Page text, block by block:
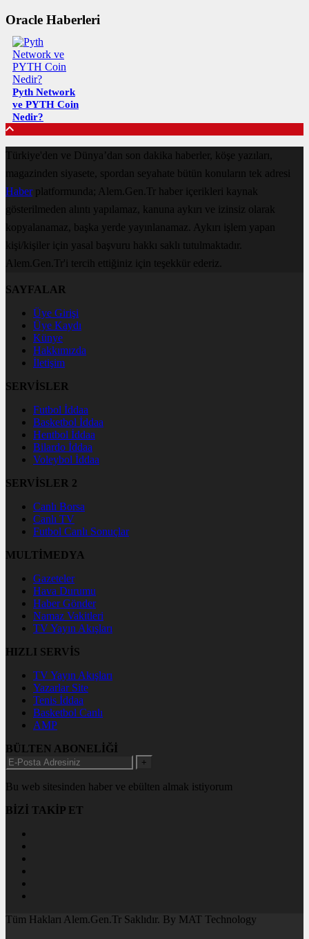
Oracle Haberleri
Pyth Network
ve PYTH Coin
Nedir?
Türkiye'den ve Dünya’dan son dakika haberler, köşe yazıları,
magazinden siyasete, spordan seyahate bütün konuların tek adresi
Haberplatformunda; Alem.Gen.Tr haber içerikleri kaynak
gösterilmeden alıntı yapılamaz, kanuna aykırı ve izinsiz olarak
kopyalanamaz, başka yerde yayınlanamaz. Aykırı işlem yapan
kişi/kişiler için yasal başvuru hakkı saklı tutulmaktadır.
Alem.Gen.Tr'i tercih ettiğiniz için teşekkür ederiz.
SAYFALAR
Üye Girişi
Üye Kaydı
Künye
Hakkımızda
İletişim
SERVİSLER
Futbol İddaa
Basketbol İddaa
Hentbol İddaa
Bilardo İddaa
Voleybol İddaa
SERVİSLER 2
Canlı Borsa
Canlı TV
Futbol Canlı Sonuçlar
MULTİMEDYA
Gazeteler
Hava Durumu
Haber Gönder
Namaz Vakitleri
TV Yayın Akışları
HIZLI SERVİS
TV Yayın Akışları
Yazarlar Site
Tenis İddaa
Basketbol Canlı
AMP
BÜLTEN ABONELİĞİ
+
Bu web sitesinden haber ve ebülten almak istiyorum
BİZİ TAKİP ET
Tüm Hakları Alem.Gen.Tr Saklıdır. By MAT Technology